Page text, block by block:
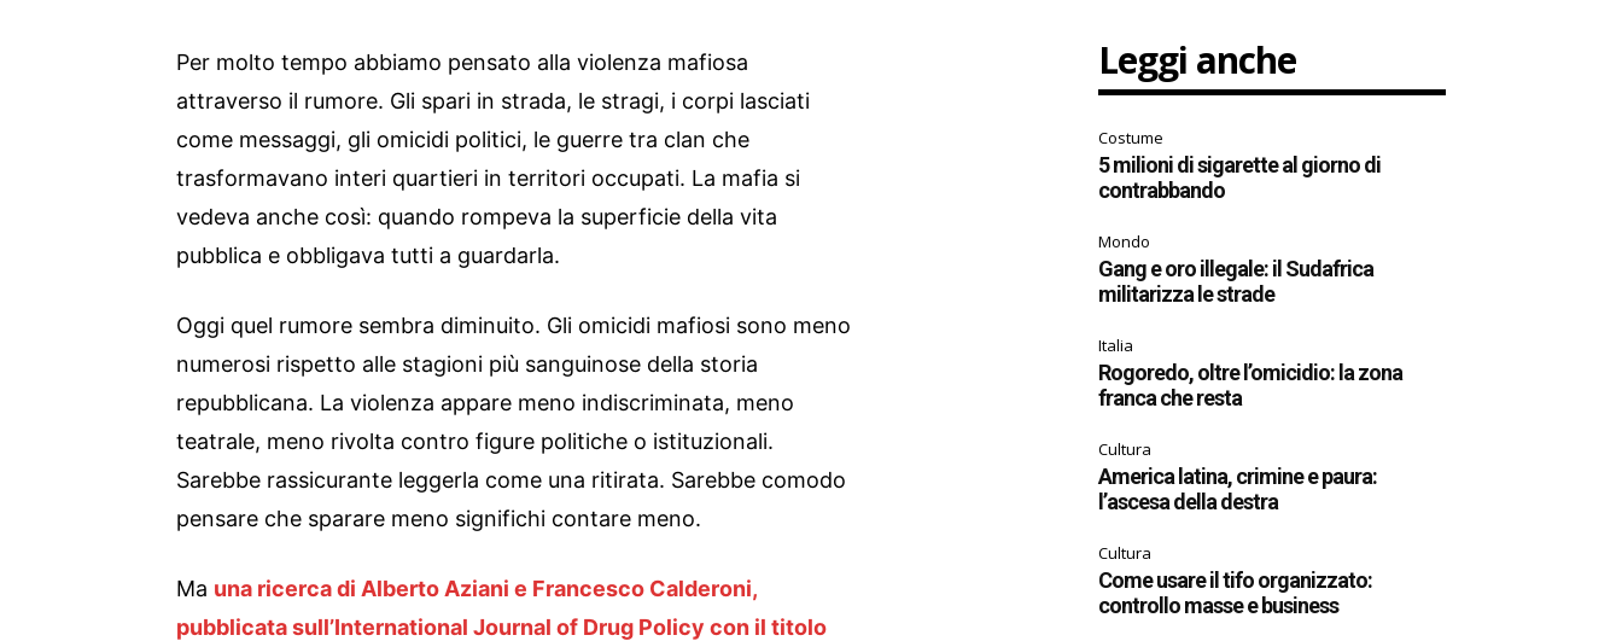
Per molto tempo abbiamo pensato alla violenza mafiosa
attraverso il rumore. Gli spari in strada, le stragi, i corpi lasciati
come messaggi, gli omicidi politici, le guerre tra clan che
trasformavano interi quartieri in territori occupati. La mafia si
vedeva anche così: quando rompeva la superficie della vita
pubblica e obbligava tutti a guardarla.
Oggi quel rumore sembra diminuito. Gli omicidi mafiosi sono meno
numerosi rispetto alle stagioni più sanguinose della storia
repubblicana. La violenza appare meno indiscriminata, meno
teatrale, meno rivolta contro figure politiche o istituzionali.
Sarebbe rassicurante leggerla come una ritirata. Sarebbe comodo
pensare che sparare meno significhi contare meno.
Ma una ricerca di Alberto Aziani e Francesco Calderoni,
pubblicata sull’International Journal of Drug Policy con il titolo
Leggi anche
Costume
5 milioni di sigarette al giorno di
contrabbando
Mondo
Gang e oro illegale: il Sudafrica
militarizza le strade
Italia
Rogoredo, oltre l’omicidio: la zona
franca che resta
Cultura
America latina, crimine e paura:
l’ascesa della destra
Cultura
Come usare il tifo organizzato:
controllo masse e business